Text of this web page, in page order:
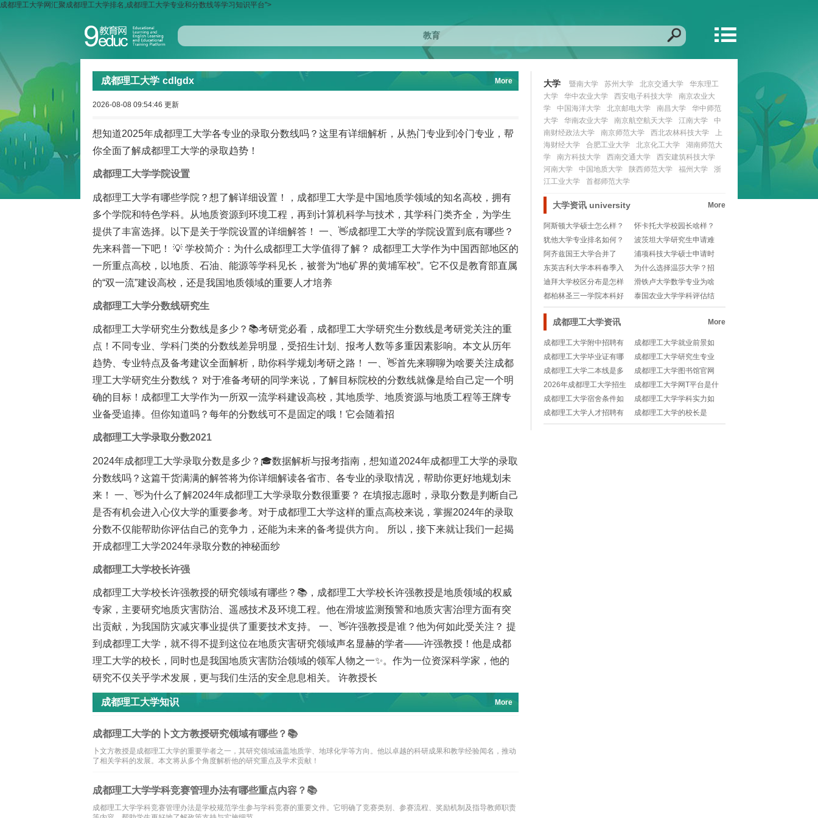
成都理工大学网汇聚成都理工大学排名,成都理工大学专业和分数线等学习知识平台">
成都理工大学 cdlgdx More
2026-08-08 09:54:46 更新
想知道2025年成都理工大学各专业的录取分数线吗？这里有详细解析，从热门专业到冷门专业，帮
你全面了解成都理工大学的录取趋势！
成都理工大学学院设置
成都理工大学有哪些学院？想了解详细设置！，成都理工大学是中国地质学领域的知名高校，拥有
多个学院和特色学科。从地质资源到环境工程，再到计算机科学与技术，其学科门类齐全，为学生
提供了丰富选择。以下是关于学院设置的详细解答！ 一、👋成都理工大学的学院设置到底有哪些？
先来科普一下吧！ 💡 学校简介：为什么成都理工大学值得了解？ 成都理工大学作为中国西部地区的
一所重点高校，以地质、石油、能源等学科见长，被誉为“地矿界的黄埔军校”。它不仅是教育部直属
的“双一流”建设高校，还是我国地质领域的重要人才培养
成都理工大学分数线研究生
成都理工大学研究生分数线是多少？📚考研党必看，成都理工大学研究生分数线是考研党关注的重
点！不同专业、学科门类的分数线差异明显，受招生计划、报考人数等多重因素影响。本文从历年
趋势、专业特点及备考建议全面解析，助你科学规划考研之路！ 一、👋首先来聊聊为啥要关注成都
理工大学研究生分数线？ 对于准备考研的同学来说，了解目标院校的分数线就像是给自己定一个明
确的目标！成都理工大学作为一所双一流学科建设高校，其地质学、地质资源与地质工程等王牌专
业备受追捧。但你知道吗？每年的分数线可不是固定的哦！它会随着招
成都理工大学录取分数2021
2024年成都理工大学录取分数是多少？🎓数据解析与报考指南，想知道2024年成都理工大学的录取
分数线吗？这篇干货满满的解答将为你详细解读各省市、各专业的录取情况，帮助你更好地规划未
来！ 一、👋为什么了解2024年成都理工大学录取分数很重要？ 在填报志愿时，录取分数是判断自己
是否有机会进入心仪大学的重要参考。对于成都理工大学这样的重点高校来说，掌握2024年的录取
分数不仅能帮助你评估自己的竞争力，还能为未来的备考提供方向。 所以，接下来就让我们一起揭
开成都理工大学2024年录取分数的神秘面纱
成都理工大学校长许强
成都理工大学校长许强教授的研究领域有哪些？📚，成都理工大学校长许强教授是地质领域的权威
专家，主要研究地质灾害防治、遥感技术及环境工程。他在滑坡监测预警和地质灾害治理方面有突
出贡献，为我国防灾减灾事业提供了重要技术支持。 一、👋许强教授是谁？他为何如此受关注？ 提
到成都理工大学，就不得不提到这位在地质灾害研究领域声名显赫的学者——许强教授！他是成都
理工大学的校长，同时也是我国地质灾害防治领域的领军人物之一✨。作为一位资深科学家，他的
研究不仅关乎学术发展，更与我们生活的安全息息相关。 许教授长
成都理工大学知识 More
成都理工大学的卜文方教授研究领域有哪些？📚
卜文方教授是成都理工大学的重要学者之一，其研究领域涵盖地质学、地球化学等方向。他以卓越的科研成果和教学经验闻名，推动
了相关学科的发展。本文将从多个角度解析他的研究重点及学术贡献！
成都理工大学学科竞赛管理办法有哪些重点内容？📚
成都理工大学学科竞赛管理办法是学校规范学生参与学科竞赛的重要文件。它明确了竞赛类别、参赛流程、奖励机制及指导教师职责
大学 暨南大学 苏州大学 北京交通大学
华东理工
大学
华中农业大学 西安电子科技大学
南京农业大
学
中国海洋大学 北京邮电大学 南昌大学
华中师范
大学
华南农业大学 南京航空航天大学 江南大学
中
南财经政法大学
南京师范大学 西北农林科技大学
上
海财经大学
合肥工业大学 北京化工大学
湖南师范大
学
南方科技大学 西南交通大学
西安建筑科技大学
河南大学
中国地质大学 陕西师范大学 福州大学
浙
江工业大学
首都师范大学
大学资讯 university More
阿斯顿大学硕士怎么样？
🎓值得申请吗？
怀卡托大学校园长啥样？
揭秘新西兰宝藏学府
犹他大学专业排名如何？
那些隐藏的宝藏专业
波茨坦大学研究生申请难
不难？一文教你掌握
阿齐兹国王大学合并了
吗？一探究竟！
浦项科技大学硕士申请时
间是啥时候？宝子们
东英吉利大学本科春季入
学靠谱吗？一文解答
为什么选择温莎大学？招
生要求有哪些？🎓
迪拜大学校区分布是怎样
的？📚留学党必看！
滑铁卢大学数学专业为啥
被称为“学霸天堂”
都柏林圣三一学院本科好
毕业吗？🎓揭秘真相
泰国农业大学学科评估结
果如何？🎓权威解析
成都理工大学资讯 More
成都理工大学附中招聘有
哪些岗位和要求？📚🔥
成都理工大学就业前景如
何？🎓值得选择吗？
成都理工大学毕业证有哪
些用途？🎓职场加分项
成都理工大学研究生专业
有哪些？📚考研党必看
成都理工大学二本线是多
少？🎓分数线全解析
成都理工大学图书馆官网
怎么找不到？🤔
2026年成都理工大学招生
简章有哪些重点？🎓
成都理工大学网T平台是什
么？📚大学生必备的学习
神器
成都理工大学宿舍条件如
何？📚住得舒服吗？
成都理工大学学科实力如
何？地质学王牌专业了解
一下！
成都理工大学人才招聘有
哪些要求和优势？📚
成都理工大学的校长是
谁？🤔带你了解这位学术